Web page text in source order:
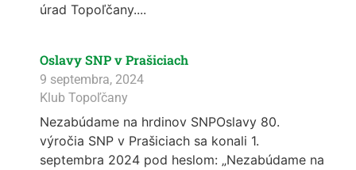
úrad Topoľčany....
Oslavy SNP v Prašiciach
9 septembra, 2024
Klub Topoľčany
Nezabúdame na hrdinov SNPOslavy 80.
výročia SNP v Prašiciach sa konali 1.
septembra 2024 pod heslom: „Nezabúdame na